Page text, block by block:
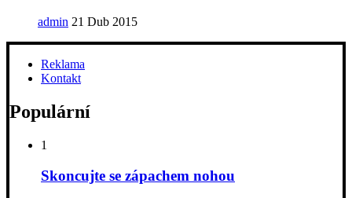
admin 21 Dub 2015
Reklama
Kontakt
Populární
1
Skoncujte se zápachem nohou